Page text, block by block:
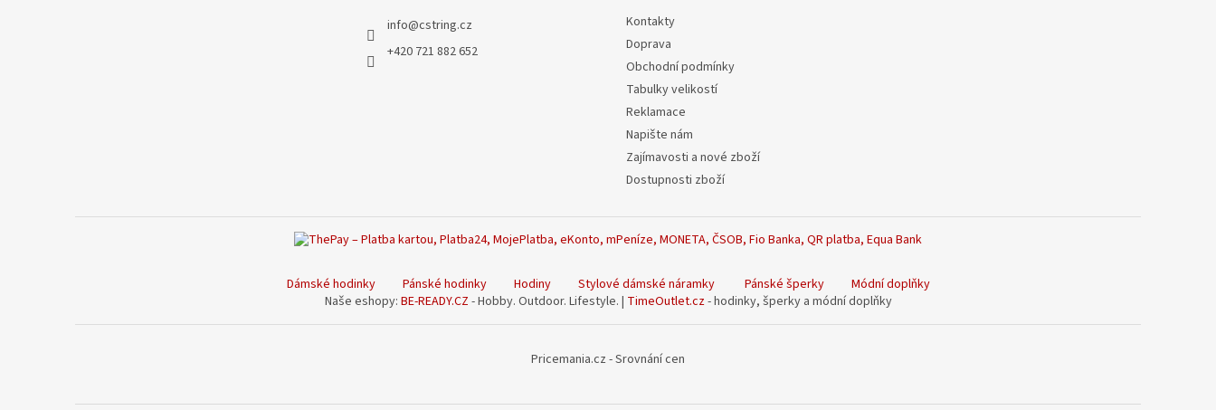
info@cstring.cz
+420 721 882 652
Kontakty
Doprava
Obchodní podmínky
Tabulky velikostí
Reklamace
Napište nám
Zajímavosti a nové zboží
Dostupnosti zboží
Dámské hodinky Pánské hodinky Hodiny Stylové dámské náramky Pánské šperky
Módní doplňky
Naše eshopy: BE-READY.CZ - Hobby. Outdoor. Lifestyle. | TimeOutlet.cz- hodinky, šperky a módní doplňky
Pricemania.cz - Srovnání cen